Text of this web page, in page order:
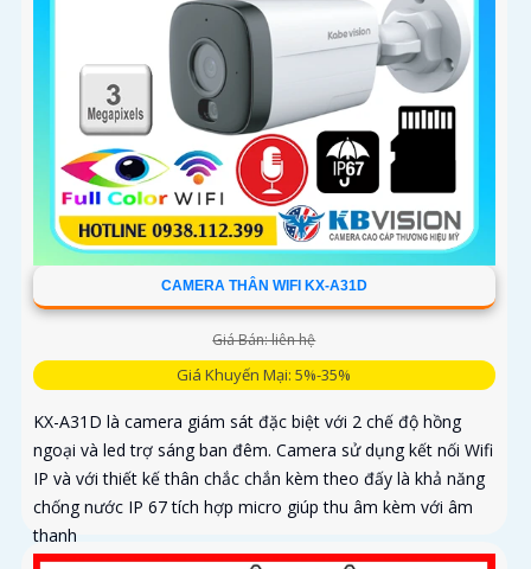
CAMERA THÂN WIFI KX-A31D
Giá Bán: liên hệ
Giá Khuyến Mại: 5%-35%
KX-A31D là camera giám sát đặc biệt với 2 chế độ hồng
ngoại và led trợ sáng ban đêm. Camera sử dụng kết nối Wifi
IP và với thiết kế thân chắc chắn kèm theo đấy là khả năng
chống nước IP 67 tích hợp micro giúp thu âm kèm với âm
thanh